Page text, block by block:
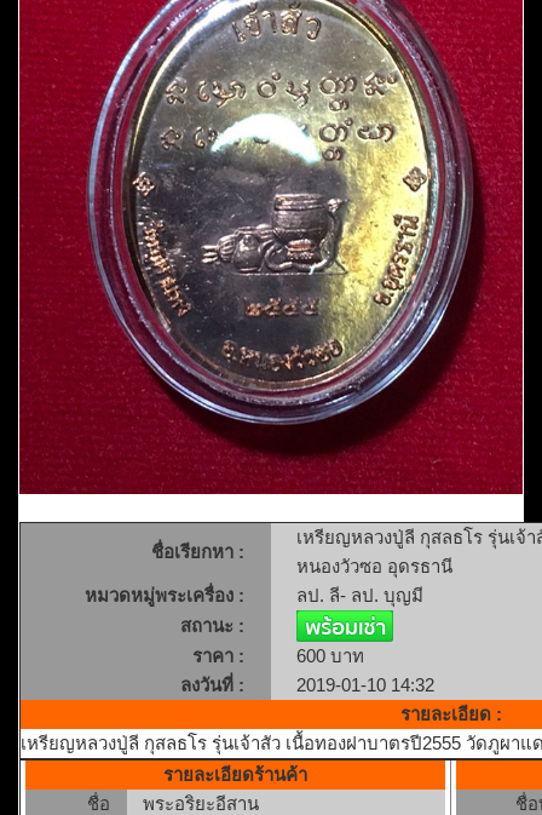
ชื่อเรียกหา :
เหรียญหลวงปู่ลี กุสลธโร รุ่นเจ้
หนองวัวซอ อุดรธานี
หมวดหมู่พระเครื่อง :
ลป. ลี- ลป. บุญมี
สถานะ :
ราคา :
600 บาท
ลงวันที่ :
2019-01-10 14:32
รายละเอียด :
เหรียญหลวงปู่ลี กุสลธโร รุ่นเจ้าสัว เนื้อทองฝาบาตรปี2555 วัดภูผา
รายละเอียดร้านค้า
ชื่อ
พระอริยะอีสาน
ชื่